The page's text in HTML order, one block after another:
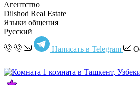
Агентство
Dilshod Real Estate
Языки общения
Русский
Написать в Telegram